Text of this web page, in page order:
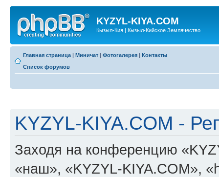
KYZYL-KIYA.COM
Кызыл-Кия | Кызыл-Кийское Землячество
Главная страница | Миничат | Фотогалерея | Контакты
Список форумов
KYZYL-KIYA.COM -
Заходя на конференцию
«наш», «KYZYL-KIYA.COM»,